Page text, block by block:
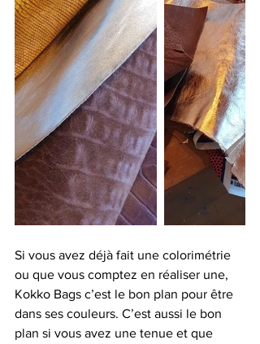
Si vous avez déjà fait une colorimétrie
ou que vous comptez en réaliser une,
Kokko Bags c’est le bon plan pour être
dans ses couleurs. C’est aussi le bon
plan si vous avez une tenue et que